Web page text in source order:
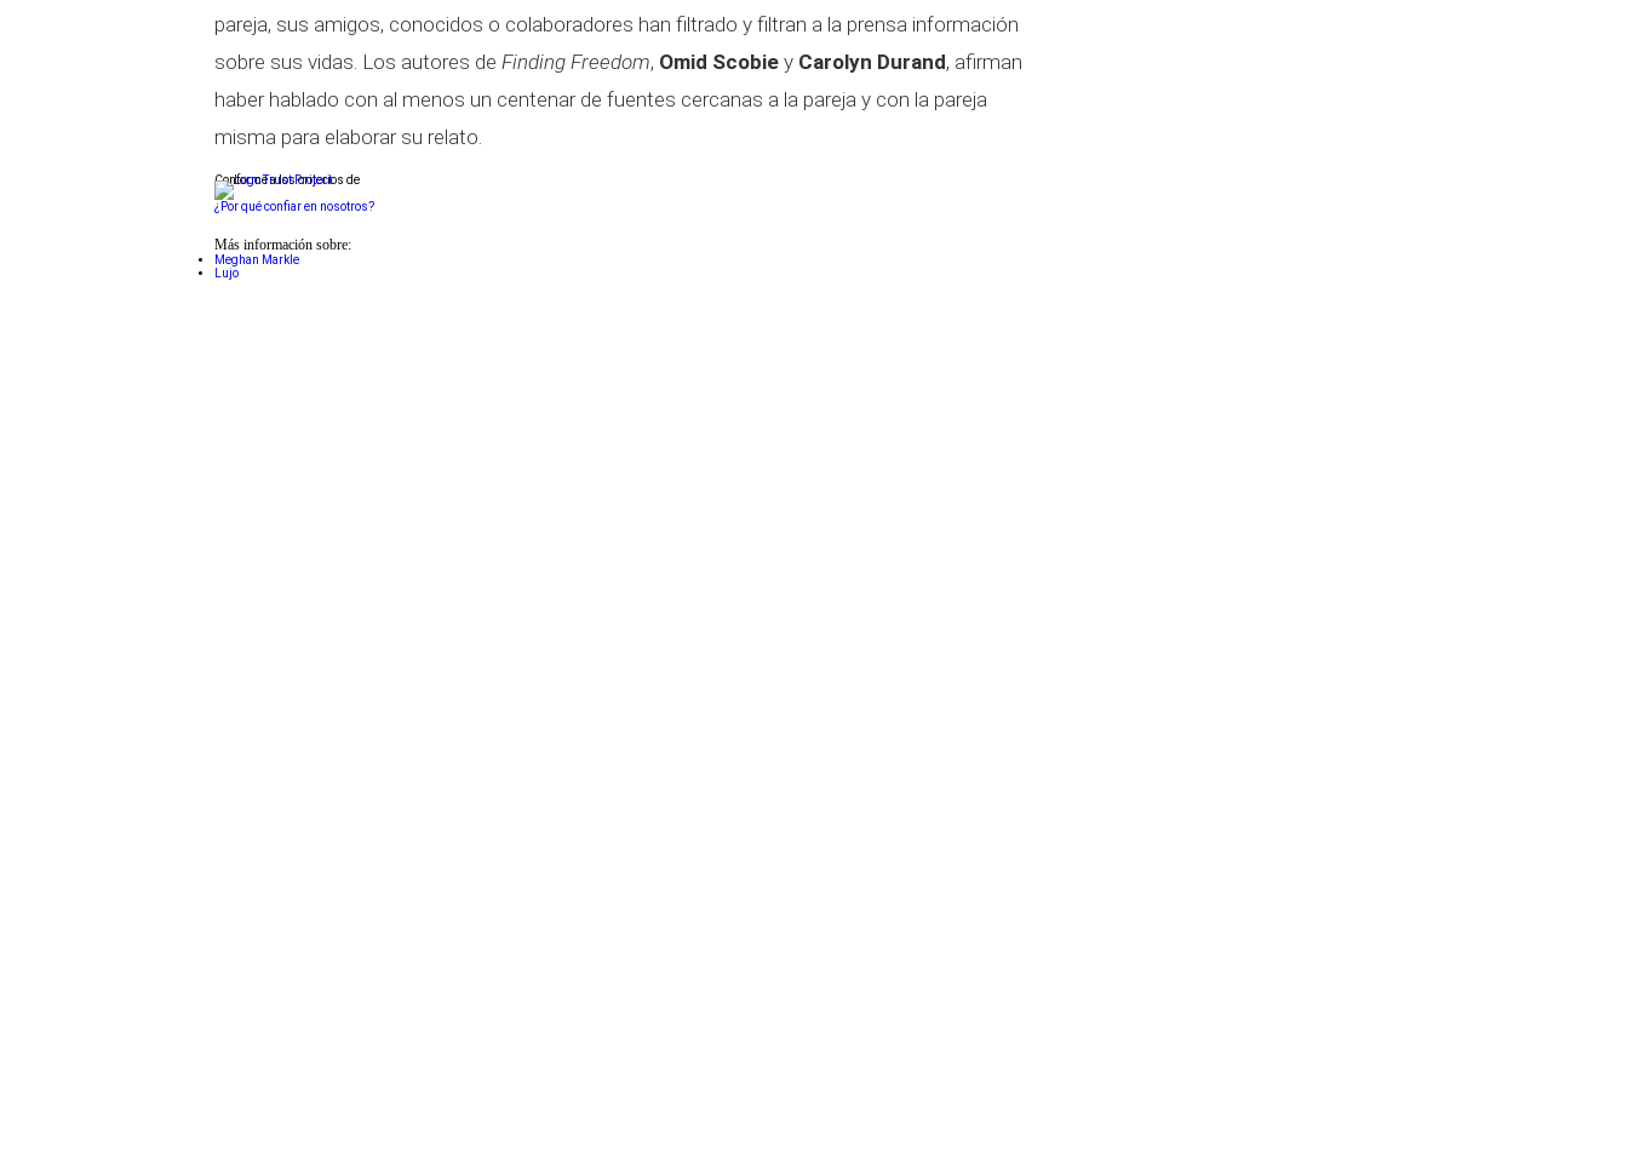
pareja, sus amigos, conocidos o colaboradores han filtrado y filtran a la prensa información
sobre sus vidas. Los autores de Finding Freedom, Omid Scobie y Carolyn Durand, afirman
haber hablado con al menos un centenar de fuentes cercanas a la pareja y con la pareja
misma para elaborar su relato.
Conforme a los criterios de
¿Por qué confiar en nosotros?
Más información sobre:
Meghan Markle
Lujo